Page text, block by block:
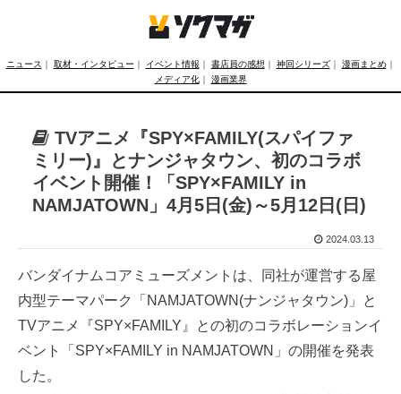
ニュース ｜ 取材・インタビュー ｜ イベント情報 ｜ 書店員の感想 ｜ 神回シリーズ｜ 漫画まとめ｜
メディア化｜ 漫画業界
TVアニメ『SPY×FAMILY(スパイファ
ミリー)』とナンジャタウン、初のコラボ
イベント開催！「SPY×FAMILY in
NAMJATOWN」4月5日(金)～5月12日(日)
2024.03.13
バンダイナムコアミューズメントは、同社が運営する屋
内型テーマパーク「NAMJATOWN(ナンジャタウン)」と
TVアニメ『SPY×FAMILY』との初のコラボレーションイ
ベント「SPY×FAMILY in NAMJATOWN」の開催を発表
した。